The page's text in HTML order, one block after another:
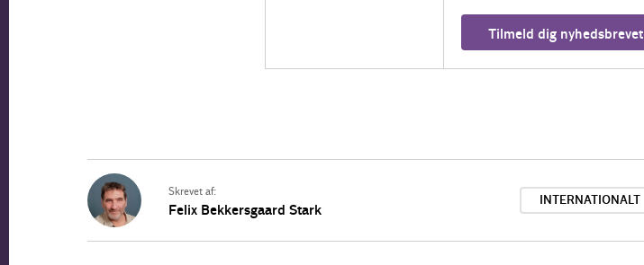
Tilmeld dig nyhedsbrevet
Skrevet af:
Felix Bekkersgaard Stark
INTERNATIONALT